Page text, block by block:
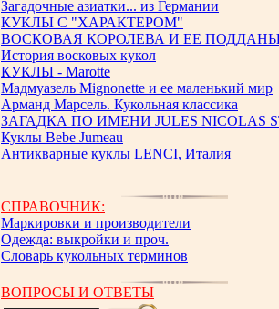
Загадочные азиатки... из Германии
КУКЛЫ С "ХАРАКТЕРОМ"
ВОСКОВАЯ КОРОЛЕВА И ЕЕ
История восковых кукол
КУКЛЫ - Marotte
Мадмуазель Mignonette и ее маленький мир
Арманд Марсель. Кукольная классика
ЗАГАДКА ПО ИМЕНИ JULES NICOLAS
Куклы Bebe Jumeau
Антикварные куклы LENCI, Италия
СПРАВОЧНИК:
Маркировки и производители
Одежда: выкройки и проч.
Словарь кукольных терминов
ВОПРОСЫ И ОТВЕТЫ